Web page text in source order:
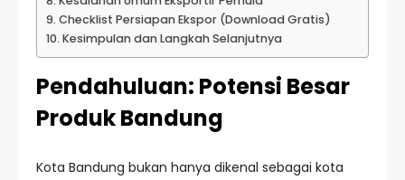
Checklist Persiapan Ekspor (Download Gratis)
Kesimpulan dan Langkah Selanjutnya
Pendahuluan: Potensi Besar
Produk Bandung
Kota Bandung bukan hanya dikenal sebagai kota